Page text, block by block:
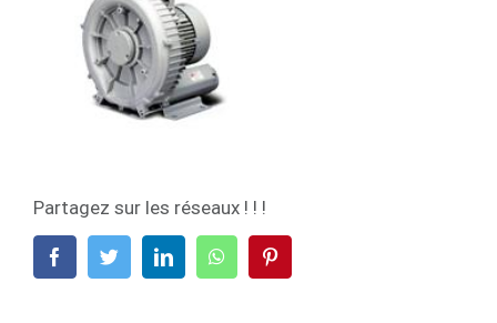
Partagez sur les réseaux ! ! !
FacebookTwitterLinkedInWhatsApp